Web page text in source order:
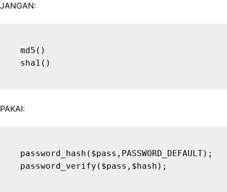
JANGAN:
md5()
PAKAI:
password_hash($pass,PASSWORD_DEFAULT);